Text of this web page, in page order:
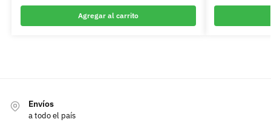
Agregar al carrito
Envíos
a todo el país